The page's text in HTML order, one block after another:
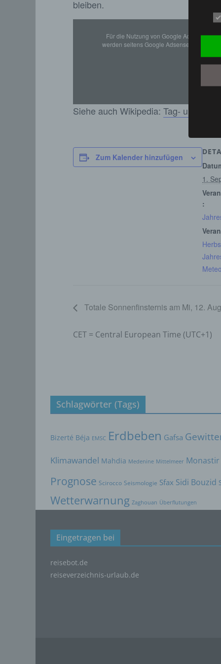
bleiben.
Für die Nutzung von Google Adsense
werden seitens Google Adsense
Siehe auch Wikipedia: Tag- und
Zum Kalender hinzufügen
1.
:
Totale Sonnenfinsternis am Mi, 12.
CET = Central European Time (UTC+1)
Schlagwörter (Tags)
Bizerté Béja EMSC Erdbeben Gafsa
Klimawandel Mahdia Medenine Mittelmeer Monastir
Prognose Scirocco Seismologie Sfax Sidi Bouzid
Wetterwarnung Zaghouan Überflutungen
Eingetragen bei
reisebot.de
reiseverzeichnis-urlaub.de
b)
eine
d)
e)
die
h)
oder
dem